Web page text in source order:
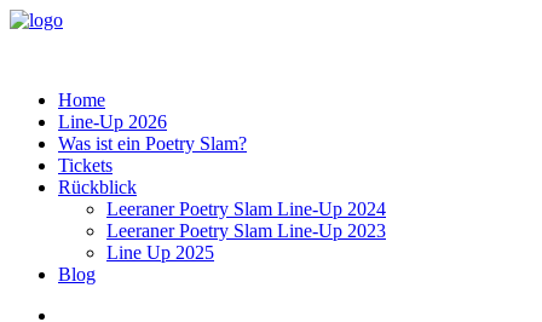
Home
Line-Up 2026
Was ist ein Poetry Slam?
Tickets
Rückblick
Leeraner Poetry Slam Line-Up 2024
Leeraner Poetry Slam Line-Up 2023
Line Up 2025
Blog